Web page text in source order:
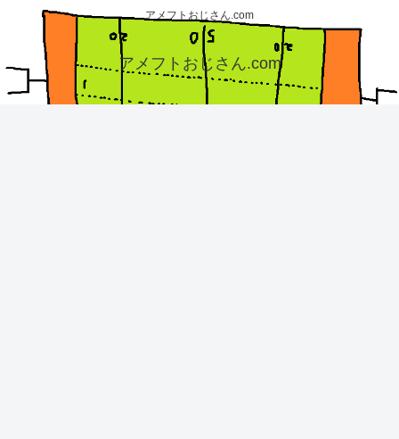
アメフトおじさん.com
アメフトおじさん.com